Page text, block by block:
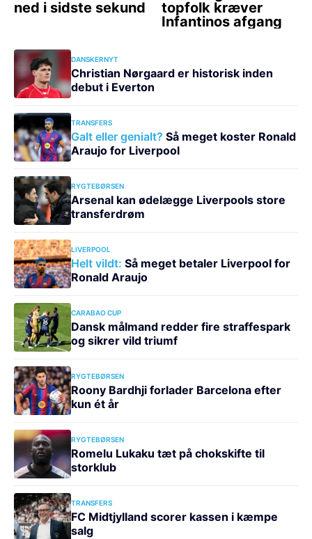
DANSKERNYT
Christian Nørgaard er historisk inden
debut i Everton
TRANSFERS
Galt eller genialt? Så meget koster Ronald
Araujo for Liverpool
RYGTEBØRSEN
Arsenal kan ødelægge Liverpools store
transferdrøm
LIVERPOOL
Helt vildt: Så meget betaler Liverpool for
Ronald Araujo
CARABAO CUP
Dansk målmand redder fire straffespark
og sikrer vild triumf
RYGTEBØRSEN
Roony Bardhji forlader Barcelona efter
kun ét år
RYGTEBØRSEN
Romelu Lukaku tæt på chokskifte til
storklub
TRANSFERS
FC Midtjylland scorer kassen i kæmpe
salg